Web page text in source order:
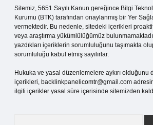
Sitemiz, 5651 Sayılı Kanun gereğince Bilgi
Kurumu (BTK) tarafından onaylanmış bir Yer
vermektedir. Bu nedenle, sitedeki içerikleri
veya araştırma yükümlülüğümüz
yazdıkları içeriklerin sorumluluğunu taşımakta
sorumluluğu kabul etmiş sayılırlar.
Hukuka ve yasal düzenlemelere aykırı olduğunu
içerikleri, backlinkpanelicomtr@gmail.com
ilgili içerikler yasal süre içerisinde sitemizden